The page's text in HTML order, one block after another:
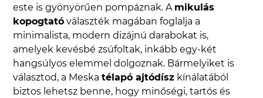
este is gyönyörűen pompáznak. A mikulás
kopogtató választék magában foglalja a
minimalista, modern dizájnú darabokat is,
amelyek kevésbé zsúfoltak, inkább egy-két
hangsúlyos elemmel dolgoznak. Bármelyiket is
választod, a Meskatélapó ajtódísz kínálatából
biztos lehetsz benne, hogy minőségi, tartós és